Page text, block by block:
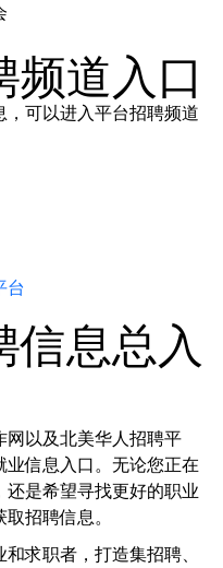
频道入口
可以进入平台招聘频道
台
信息总入
网以及北美华人招聘平
信息入口。无论您正在
是希望寻找更好的职业
招聘信息。
求职者，打造集招聘、